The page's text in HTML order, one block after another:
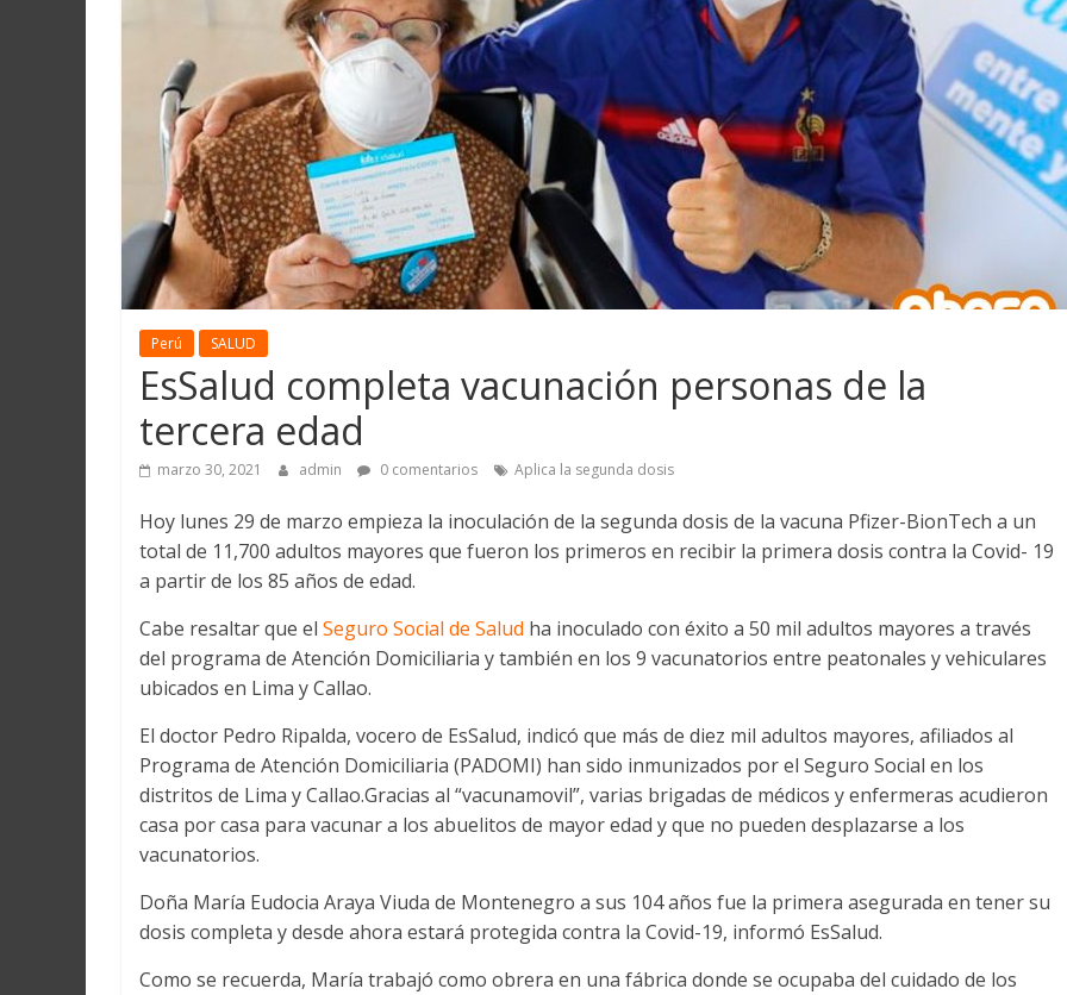
Loreto
Perú SALUD
EsSalud completa vacunación personas de la
tercera edad
marzo 30, 2021 admin 0 comentarios Aplica la segunda dosis
Hoy lunes 29 de marzo empieza la inoculación de la segunda dosis de la vacuna Pfizer-BionTech a un
total de 11,700 adultos mayores que fueron los primeros en recibir la primera dosis contra la Covid- 19
a partir de los 85 años de edad.
Cabe resaltar que el Seguro Social de Salud ha inoculado con éxito a 50 mil adultos mayores a través
del programa de Atención Domiciliaria y también en los 9 vacunatorios entre peatonales y vehiculares
ubicados en Lima y Callao.
El doctor Pedro Ripalda, vocero de EsSalud, indicó que más de diez mil adultos mayores, afiliados al
Programa de Atención Domiciliaria (PADOMI) han sido inmunizados por el Seguro Social en los
distritos de Lima y Callao.Gracias al “vacunamovil”, varias brigadas de médicos y enfermeras acudieron
casa por casa para vacunar a los abuelitos de mayor edad y que no pueden desplazarse a los
vacunatorios.
Doña María Eudocia Araya Viuda de Montenegro a sus 104 años fue la primera asegurada en tener su
dosis completa y desde ahora estará protegida contra la Covid-19, informó EsSalud.
Como se recuerda, María trabajó como obrera en una fábrica donde se ocupaba del cuidado de los